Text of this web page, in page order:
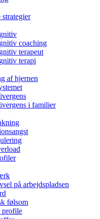
strategier
coaching
terapeut
terapi
af hjernen
i familier
på arbejdspladsen
følsom
profile